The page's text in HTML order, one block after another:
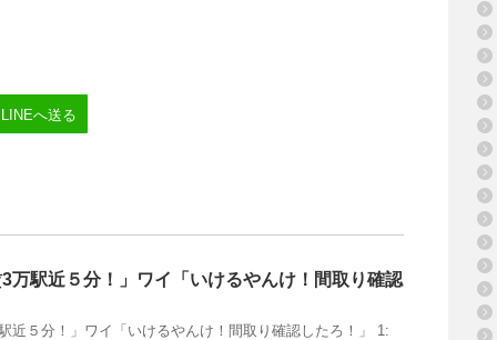
LINEへ送る
万駅近５分！」ワイ「いけるやんけ！間取り確認
近５分！」ワイ「いけるやんけ！間取り確認したろ！」 1: